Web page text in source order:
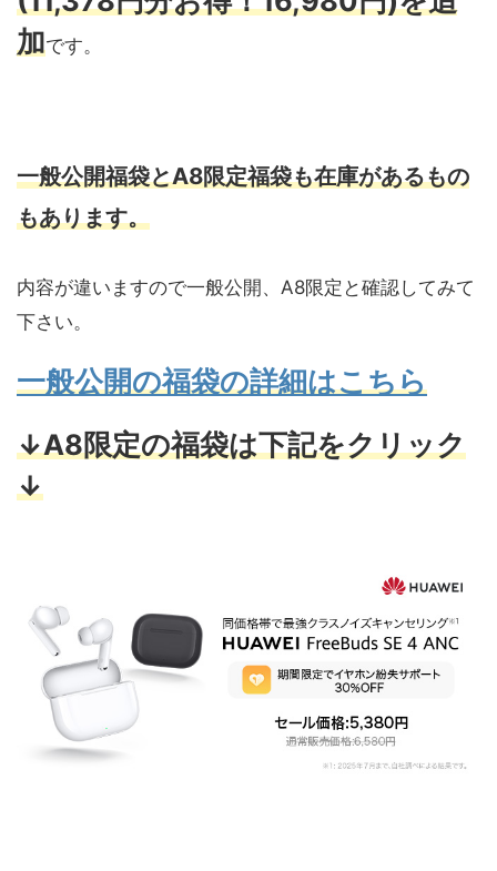
加です。
一般公開福袋とA8限定福袋も在庫があるもの
もあります。
内容が違いますので一般公開、A8限定と確認してみて
下さい。
一般公開の福袋の詳細はこちら
↓A8限定の福袋は下記をクリック
↓